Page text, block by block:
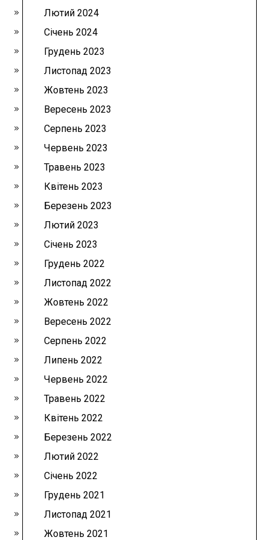
Лютий 2024
Січень 2024
Грудень 2023
Листопад 2023
Жовтень 2023
Вересень 2023
Серпень 2023
Червень 2023
Травень 2023
Квітень 2023
Березень 2023
Лютий 2023
Січень 2023
Грудень 2022
Листопад 2022
Жовтень 2022
Вересень 2022
Серпень 2022
Липень 2022
Червень 2022
Травень 2022
Квітень 2022
Березень 2022
Лютий 2022
Січень 2022
Грудень 2021
Листопад 2021
Жовтень 2021